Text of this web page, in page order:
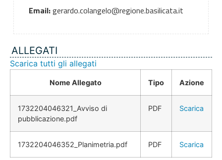
Email:gerardo.colangelo@regione.basilicata.it
ALLEGATI
Scarica tutti gli allegati
Nome Allegato Tipo Azione
1732204046321_Avviso di
pubblicazione.pdf
PDF Scarica
1732204046352_Planimetria.pdf PDF Scarica